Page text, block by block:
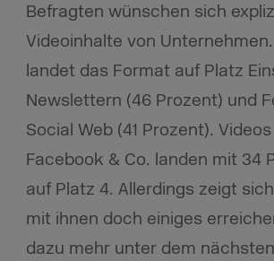
Befragten wünschen sich
Videoinhalte von
landet das Format auf Platz
Newslettern (46 Prozent) und
Social Web (41 Prozent).
Facebook & Co. landen mit 34
auf Platz 4. Allerdings zeigt
mit ihnen doch einiges
dazu mehr unter dem